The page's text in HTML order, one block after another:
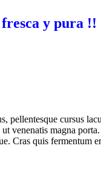
y pura !!
pellentesque cursus
venenatis magna
Cras quis